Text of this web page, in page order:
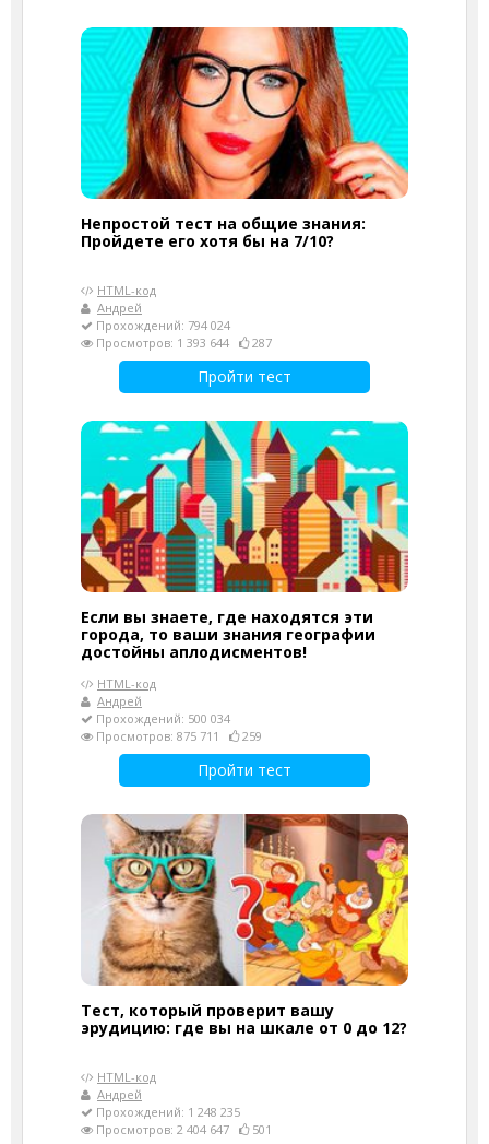
Непростой тест на общие знания:
Пройдете его хотя бы на 7/10?
HTML-код
Андрей
Прохождений: 794 024
Просмотров: 1 393 644
287
Пройти тест
Если вы знаете, где находятся эти
города, то ваши знания географии
достойны аплодисментов!
HTML-код
Андрей
Прохождений: 500 034
Просмотров: 875 711
259
Пройти тест
Тест, который проверит вашу
эрудицию: где вы на шкале от 0 до 12?
HTML-код
Андрей
Прохождений: 1 248 235
Просмотров: 2 404 647
501